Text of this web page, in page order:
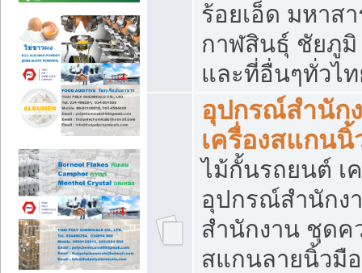
ร้อยเอ็ด มหาส
กาฬสินธุ์ ชัยภู
และที่อื่นๆทั่วไ
อุปกรณ์สำนัก
เครื่องสแกนนิ้
ไม้กั้นรถยนต์ เ
อุปกรณ์สำนักง
สำนักงาน ชุดค
สแกนลายนิ้วมื